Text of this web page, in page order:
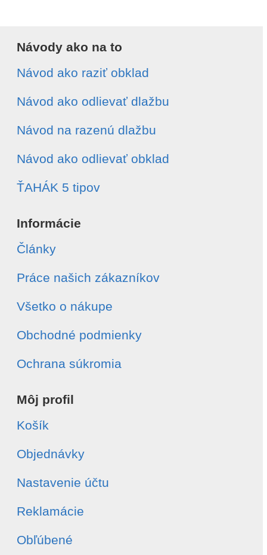
Návody ako na to
Návod ako raziť obklad
Návod ako odlievať dlažbu
Návod na razenú dlažbu
Návod ako odlievať obklad
ŤAHÁK 5 tipov
Informácie
Články
Práce našich zákazníkov
Všetko o nákupe
Obchodné podmienky
Ochrana súkromia
Môj profil
Košík
Objednávky
Nastavenie účtu
Reklamácie
Obľúbené